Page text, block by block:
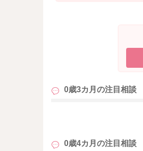
0歳3カ月の注目相談
0歳4カ月の注目相談